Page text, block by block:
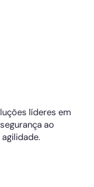
líderes em
ao